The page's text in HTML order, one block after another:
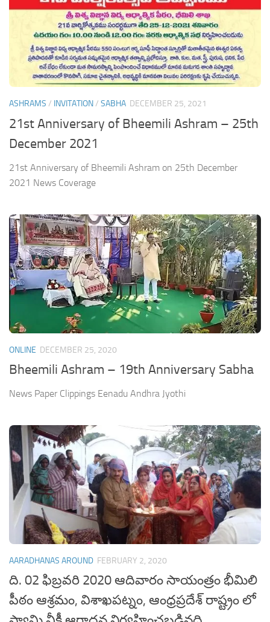
ASHRAMS / INVITATION/ SABHA DECEMBER 25, 2021
21st Anniversary of Bheemili Ashram – 25th
December 2021
21st Anniversary of Bheemili Ashram on 25th December
2021 News Coverage
ONLINE DECEMBER 25, 2020
Bheemili Ashram – 19th Anniversary Sabha
News Paper Clippings Eenadu Andhra Jyothi
AARADHANAS AROUND FEBRUARY 2, 2020
ది. 02 ఫిబ్రవరి 2020 ఆదివారం సాయంత్రం భీమిలి
పీఠం ఆశ్రమం, విశాఖపట్నం, ఆంధ్రప్రదేశ్ రాష్ట్రం లో